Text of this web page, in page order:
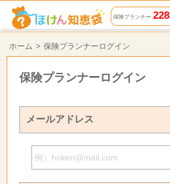
保険プランナー228
ホーム 保険プランナーログイン
保険プランナーログイン
メールアドレス